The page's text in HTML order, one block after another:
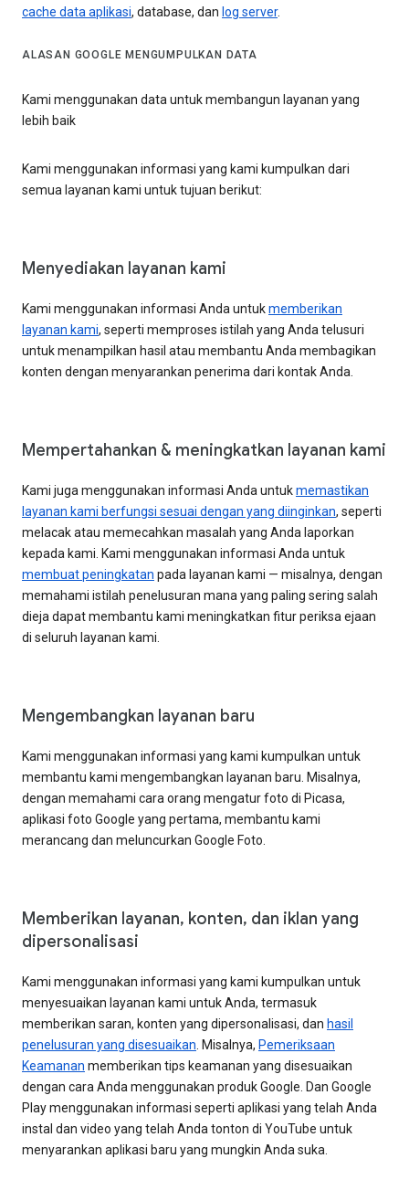
cache data aplikasi, database, dan log server.
ALASAN GOOGLE MENGUMPULKAN DATA
Kami menggunakan data untuk membangun layanan yang
lebih baik
Kami menggunakan informasi yang kami kumpulkan dari
semua layanan kami untuk tujuan berikut:
Menyediakan layanan kami
Kami menggunakan informasi Anda untukmemberikan
layanan kami, seperti memproses istilah yang Anda telusuri
untuk menampilkan hasil atau membantu Anda membagikan
konten dengan menyarankan penerima dari kontak Anda.
Mempertahankan & meningkatkan layanan kami
Kami juga menggunakan informasi Anda untukmemastikan
layanan kami berfungsi sesuai dengan yang diinginkan, seperti
melacak atau memecahkan masalah yang Anda laporkan
kepada kami. Kami menggunakan informasi Anda untuk
membuat peningkatan pada layanan kami — misalnya, dengan
memahami istilah penelusuran mana yang paling sering salah
dieja dapat membantu kami meningkatkan fitur periksa ejaan
di seluruh layanan kami.
Mengembangkan layanan baru
Kami menggunakan informasi yang kami kumpulkan untuk
membantu kami mengembangkan layanan baru. Misalnya,
dengan memahami cara orang mengatur foto di Picasa,
aplikasi foto Google yang pertama, membantu kami
merancang dan meluncurkan Google Foto.
Memberikan layanan, konten, dan iklan yang
dipersonalisasi
Kami menggunakan informasi yang kami kumpulkan untuk
menyesuaikan layanan kami untuk Anda, termasuk
memberikan saran, konten yang dipersonalisasi, dan hasil
penelusuran yang disesuaikan . Misalnya, Pemeriksaan
Keamanan memberikan tips keamanan yang disesuaikan
dengan cara Anda menggunakan produk Google. Dan Google
Play menggunakan informasi seperti aplikasi yang telah Anda
instal dan video yang telah Anda tonton di YouTube untuk
menyarankan aplikasi baru yang mungkin Anda suka.